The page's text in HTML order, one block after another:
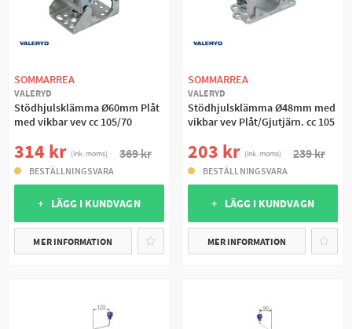
SOMMARREA
VALERYD
Stödhjulsklämma Ø60mm Plåt
med vikbar vev cc 105/70
314 kr (ink. moms) 369 kr
BESTÄLLNINGSVARA
+ LÄGG I KUNDVAGN
MER INFORMATION
SOMMARREA
VALERYD
Stödhjulsklämma Ø48mm med
vikbar vev Plåt/Gjutjärn. cc 105
203 kr (ink. moms) 239 kr
BESTÄLLNINGSVARA
+ LÄGG I KUNDVAGN
MER INFORMATION